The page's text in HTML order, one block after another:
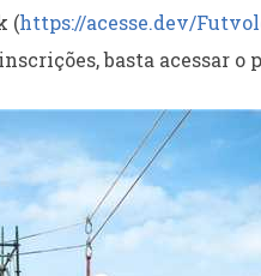
(https://acesse.dev/
basta acessar